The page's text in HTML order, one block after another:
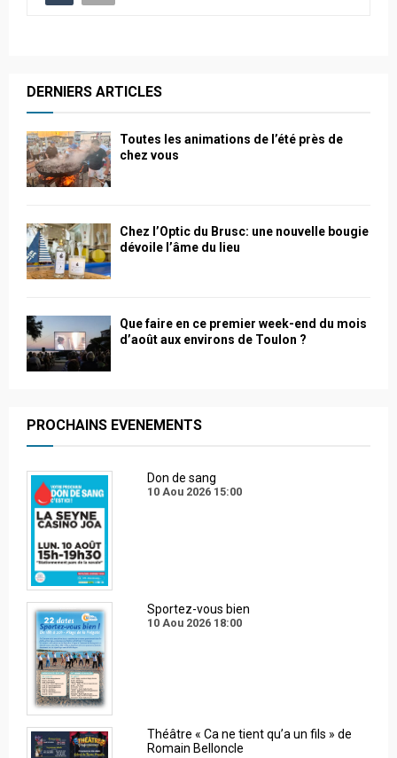
DERNIERS ARTICLES
Toutes les animations de l’été près de
chez vous
Chez l’Optic du Brusc: une nouvelle bougie
dévoile l’âme du lieu
Que faire en ce premier week-end du mois
d’août aux environs de Toulon ?
PROCHAINS EVENEMENTS
Don de sang
10 Aou 2026 15:00
Sportez-vous bien
10 Aou 2026 18:00
Théâtre « Ca ne tient qu’a un fils » de
Romain Belloncle